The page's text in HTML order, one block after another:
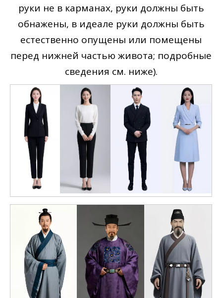
руки не в карманах, руки должны быть
обнажены, в идеале руки должны быть
естественно опущены или помещены
перед нижней частью живота; подробные
сведения см. ниже).